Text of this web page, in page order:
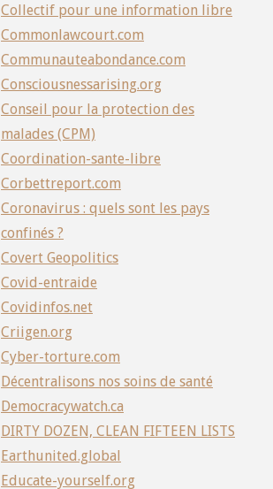
Collectif pour une information libre
Commonlawcourt.com
Communauteabondance.com
Consciousnessarising.org
Conseil pour la protection des
malades (CPM)
Coordination-sante-libre
Corbettreport.com
Coronavirus : quels sont les pays
confinés ?
Covert Geopolitics
Covid-entraide
Covidinfos.net
Criigen.org
Cyber-torture.com
Décentralisons nos soins de santé
Democracywatch.ca
DIRTY DOZEN, CLEAN FIFTEEN LISTS
Earthunited.global
Educate-yourself.org